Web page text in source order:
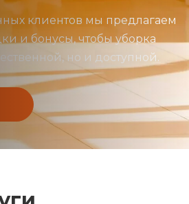
клиентов мы предлагаем
и бонусы, чтобы уборка
но и доступной.